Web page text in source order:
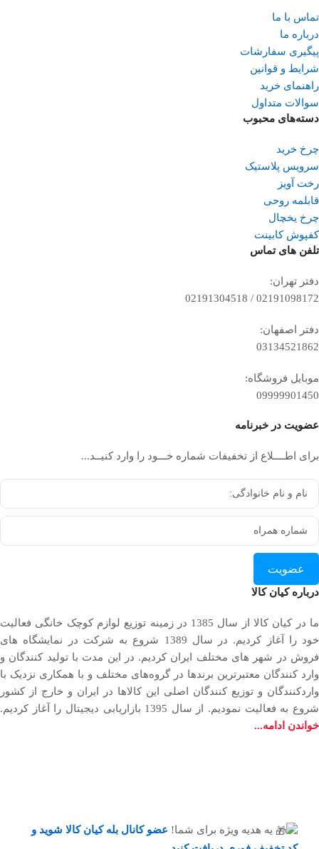
تماس با ما
درباره ما
پیگیری سفارشات
شرایط و قوانین
راهنمای خرید
سوالات متداول
دسته‌های محبوب
چرخ خرید
سرویس پلاستیک
رخت آویز
قابلمه روحی
چرخ یخچال
کفپوش کابینت
تلفن ‌های تماس
دفتر تهران:
02191098172 / 02191304518
دفتر اصفهان:
03134521862
موبایل فروشگاه:
09999901450
عضویت در خبرنامه
برای اطــــلاع از تخفیفات شماره خـــود را وارد کنیــد...
عضویت
درباره کیان کالا
ما در کیان کالا از سال 1385 در زمینه توزیع لوازم کوچک خانگی فعالیت
خود را آغاز کردیم. در سال 1389 شروع به شرکت در نمایشگاه های
فروش در شهر های مختلف ایران کردیم. در اين مدت با توليد كنندگان و
وارد كنندگان معتبرترین برندها در گروه‌‏های مختلف و با همکاری نزدیک با
وارد‏کنندگان و توزیع‏ کنندگان اصلی این کالاها در ایران و خارج از کشور
شروع به فعاليت نمودیم. از سال 1395 بازاریابی دیجیتال را آغاز کردیم.
خواندن ادامه...
یه هدیه ویژه برای شما! عضو کانال بله کیان کالا شوید و